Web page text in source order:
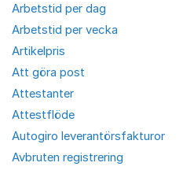
Arbetstid per dag
Arbetstid per vecka
Artikelpris
Att göra post
Attestanter
Attestflöde
Autogiro leverantörsfakturor
Avbruten registrering